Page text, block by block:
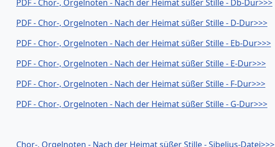
PDF - Chor-, Orgelnoten - Nach der Heimat süßer Stille - Db-Dur>>>
PDF - Chor-, Orgelnoten - Nach der Heimat süßer Stille - D-Dur>>>
PDF - Chor-, Orgelnoten - Nach der Heimat süßer Stille - Eb-Dur>>>
PDF - Chor-, Orgelnoten - Nach der Heimat süßer Stille - E-Dur>>>
PDF - Chor-, Orgelnoten - Nach der Heimat süßer Stille - F-Dur>>>
PDF - Chor-, Orgelnoten - Nach der Heimat süßer Stille - G-Dur>>>
Chor-, Orgelnoten - Nach der Heimat süßer Stille - Sibelius-Datei>>>